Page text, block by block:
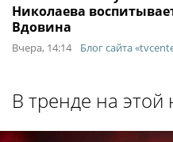
Николаева
Вдовина
Вчера, 14:14 Блог сайта
В тренде на этой